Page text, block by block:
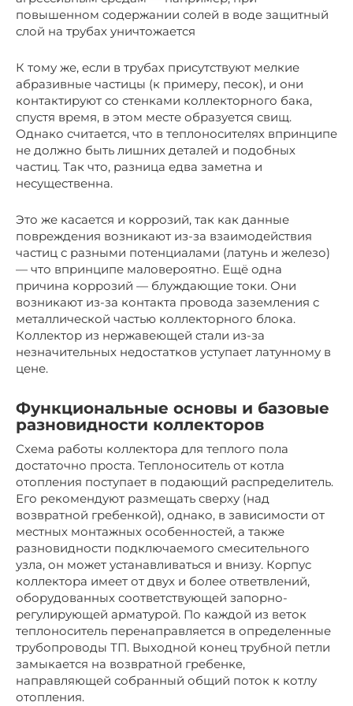
повышенном содержании солей в воде защитный
слой на трубах уничтожается
К тому же, если в трубах присутствуют мелкие
абразивные частицы (к примеру, песок), и они
контактируют со стенками коллекторного бака,
спустя время, в этом месте образуется свищ.
Однако считается, что в теплоносителях впринципе
не должно быть лишних деталей и подобных
частиц. Так что, разница едва заметна и
несущественна.
Это же касается и коррозий, так как данные
повреждения возникают из-за взаимодействия
частиц с разными потенциалами (латунь и железо)
— что впринципе маловероятно. Ещё одна
причина коррозий — блуждающие токи. Они
возникают из-за контакта провода заземления с
металлической частью коллекторного блока.
Коллектор из нержавеющей стали из-за
незначительных недостатков уступает латунному в
цене.
Функциональные основы и базовые
разновидности коллекторов
Схема работы коллектора для теплого пола
достаточно проста. Теплоноситель от котла
отопления поступает в подающий распределитель.
Его рекомендуют размещать сверху (над
возвратной гребенкой), однако, в зависимости от
местных монтажных особенностей, а также
разновидности подключаемого смесительного
узла, он может устанавливаться и внизу. Корпус
коллектора имеет от двух и более ответвлений,
оборудованных соответствующей запорно-
регулирующей арматурой. По каждой из веток
теплоноситель перенаправляется в определенные
трубопроводы ТП. Выходной конец трубной петли
замыкается на возвратной гребенке,
направляющей собранный общий поток к котлу
отопления.